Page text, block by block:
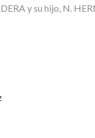
y su hijo, N.